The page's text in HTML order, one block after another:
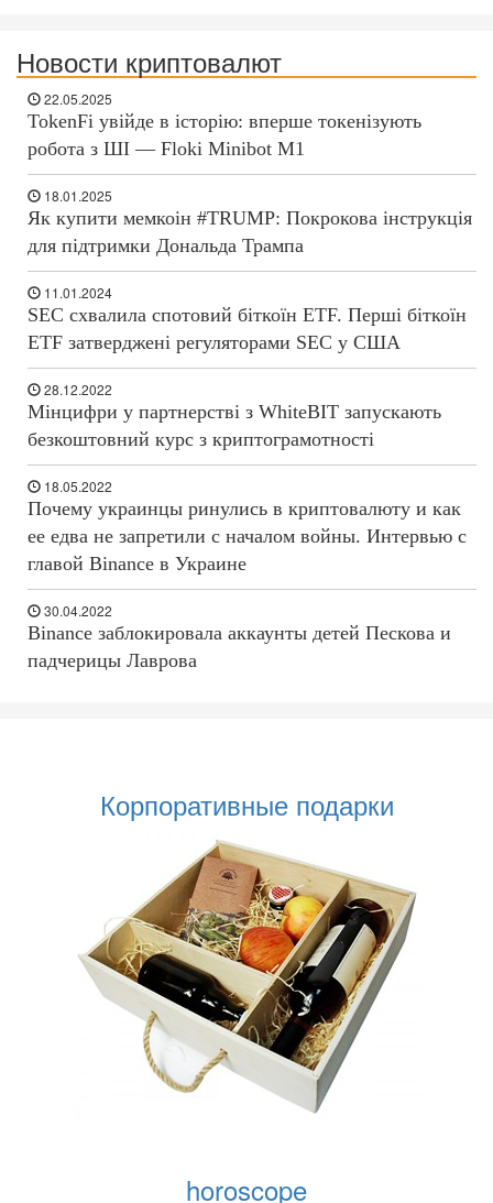
Новости криптовалют
22.05.2025
TokenFi увійде в історію: вперше токенізують
робота з ШІ — Floki Minibot M1
18.01.2025
Як купити мемкоін #TRUMP: Покрокова інструкція
для підтримки Дональда Трампа
11.01.2024
SEC схвалила спотовий біткоїн ETF. Перші біткоїн
ETF затверджені регуляторами SEC у США
28.12.2022
Мінцифри у партнерстві з WhiteBIT запускають
безкоштовний курс з криптограмотності
18.05.2022
Почему украинцы ринулись в криптовалюту и как
ее едва не запретили с началом войны. Интервью с
главой Binance в Украине
30.04.2022
Binance заблокировала аккаунты детей Пескова и
падчерицы Лаврова
Корпоративные подарки
horoscope